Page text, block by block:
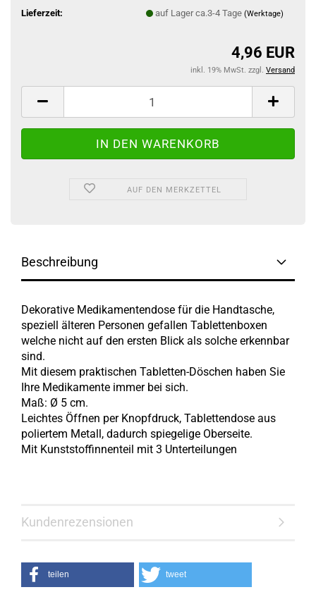
Lieferzeit:
auf Lager ca.3-4 Tage (Werktage)
4,96 EUR
inkl. 19% MwSt. zzgl. Versand
AUF DEN MERKZETTEL
Beschreibung
Dekorative Medikamentendose für die Handtasche,
speziell älteren Personen gefallen Tablettenboxen
welche nicht auf den ersten Blick als solche erkennbar
sind.
Mit diesem praktischen Tabletten-Döschen haben Sie
Ihre Medikamente immer bei sich.
Maß: Ø 5 cm.
Leichtes Öffnen per Knopfdruck, Tablettendose aus
poliertem Metall, dadurch spiegelige Oberseite.
Mit Kunststoffinnenteil mit 3 Unterteilungen
Kundenrezensionen
teilen tweet